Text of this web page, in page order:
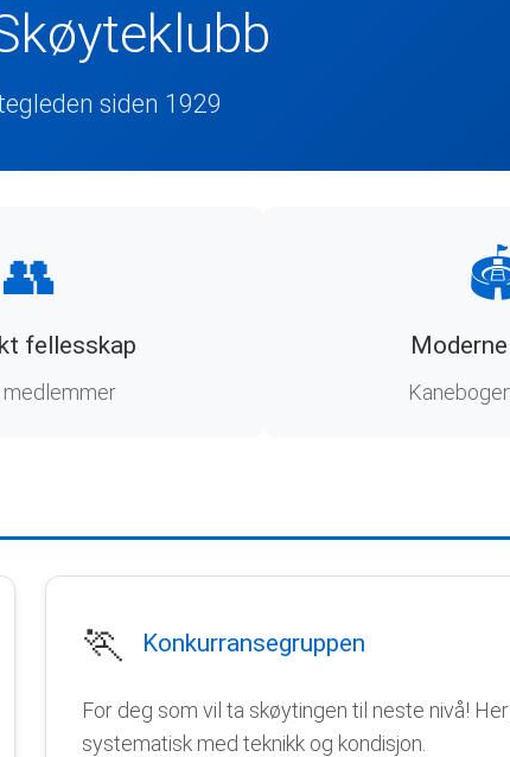
siden 1929
👥
fellesskap
medlemmer
🏃 Konkurransegruppen
For deg som vil ta skøytingen til neste nivå!
systematisk med teknikk og kondisjon.